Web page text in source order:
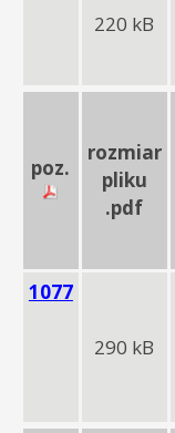
220 kB
poz.
rozmiar
pliku
.pdf
1077
290 kB